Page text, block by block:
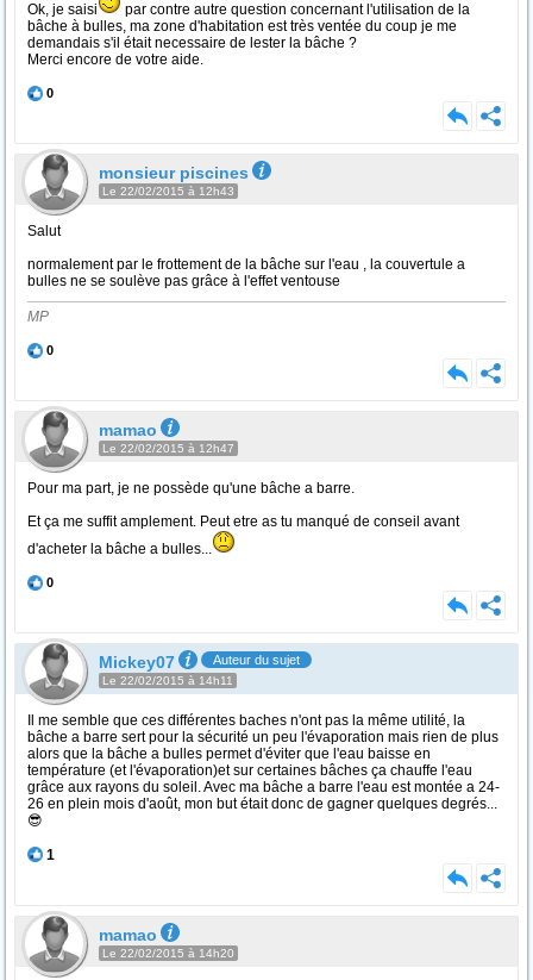
Ok, je saisi
par contre autre question concernant l'utilisation de la
bâche à bulles, ma zone d'habitation est très ventée du coup je me
demandais s'il était necessaire de lester la bâche ?
Merci encore de votre aide.
0
monsieur piscines
Le 22/02/2015 à 12h43
Salut
normalement par le frottement de la bâche sur l'eau , la couvertule a
bulles ne se soulève pas grâce à l'effet ventouse
MP
0
mamao
Le 22/02/2015 à 12h47
Pour ma part, je ne possède qu'une bâche a barre.
Et ça me suffit amplement. Peut etre as tu manqué de conseil avant
d'acheter la bâche a bulles...
0
Mickey07 Auteur du sujet
Le 22/02/2015 à 14h11
Il me semble que ces différentes baches n'ont pas la même utilité, la
bâche a barre sert pour la sécurité un peu l'évaporation mais rien de plus
alors que la bâche a bulles permet d'éviter que l'eau baisse en
température (et l'évaporation)et sur certaines bâches ça chauffe l'eau
grâce aux rayons du soleil. Avec ma bâche a barre l'eau est montée a 24-
26 en plein mois d'août, mon but était donc de gagner quelques degrés...
😎
1
mamao
Le 22/02/2015 à 14h20